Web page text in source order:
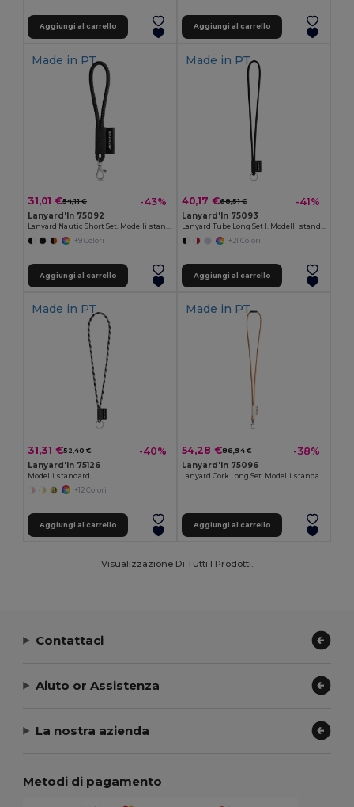
Aggiungi al carrello Aggiungi al carrello
Made in PT
31,01 €54,11 € -43%
Lanyard'In 75092
Lanyard Nautic Short Set. Modelli standard
+9 Colori
Aggiungi al carrello
Made in PT
40,17 €68,51 € -41%
Lanyard'In 75093
Lanyard Tube Long Set I. Modelli standard
+21 Colori
Aggiungi al carrello
Made in PT
31,31 €52,40 € -40%
Lanyard'In 75126
Modelli standard
+12 Colori
Aggiungi al carrello
Made in PT
54,28 €86,94 € -38%
Lanyard'In 75096
Lanyard Cork Long Set. Modelli standard
Aggiungi al carrello
Visualizzazione Di Tutti I Prodotti.
Contattaci
Aiuto or Assistenza
La nostra azienda
Metodi di pagamento